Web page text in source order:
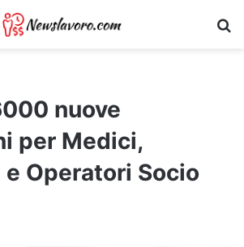
nuove
per Medici,
Operatori Socio